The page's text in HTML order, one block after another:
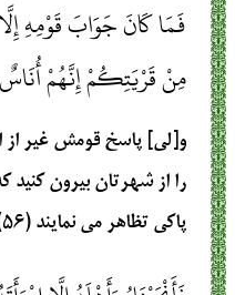
فَمَا كَانَ جَوَابَ قَوْمِهِ
مِنْ قَرْيَتِكُمْ إِنَّهُمْ
و[لى] پاسخ قومش غير از
را از شهرتان بيرون كنيد
پاكى تظاهر مى ‏نمايند (۵۶)